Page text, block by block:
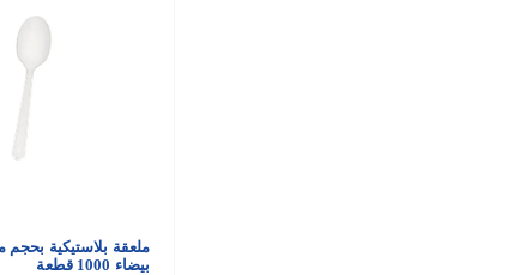
بيضاء 1000 قطعة